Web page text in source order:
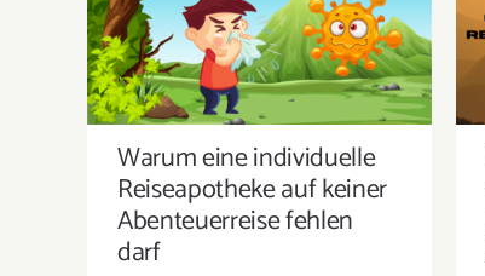
WARUM EINE INDIVIDUELLE
REISEAPOTHEKE AUF KEINER
ABENTEUERREISE FEHLEN
DARF
Warum eine individuelle
Reiseapotheke auf keiner
Abenteuerreise fehlen
darf